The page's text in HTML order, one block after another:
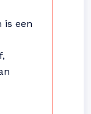
is een